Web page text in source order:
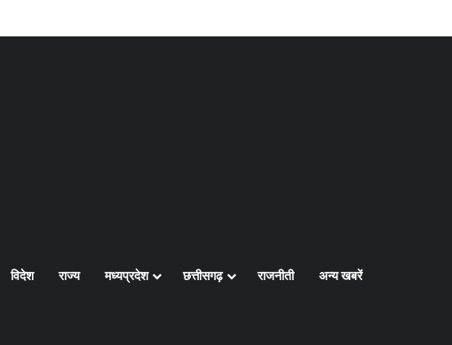
विदेश राज्य मध्यप्रदेश छत्तीसगढ़ राजनीती अन्य खबरें